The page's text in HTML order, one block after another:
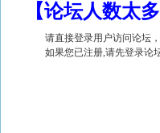
【论坛人数太
请直接登录用户访问论坛
如果您已注册,请先登录论